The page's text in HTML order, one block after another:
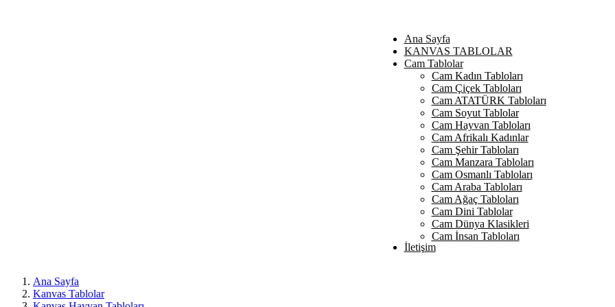
Ana Sayfa
KANVAS TABLOLAR
Cam Tablolar
Cam Kadın Tabloları
Cam Çiçek Tabloları
Cam ATATÜRK Tabloları
Cam Soyut Tablolar
Cam Hayvan Tabloları
Cam Afrikalı Kadınlar
Cam Şehir Tabloları
Cam Manzara Tabloları
Cam Osmanlı Tabloları
Cam Araba Tabloları
Cam Ağaç Tabloları
Cam Dini Tablolar
Cam Dünya Klasikleri
Cam İnsan Tabloları
İletişim
Ana Sayfa
Kanvas Tablolar